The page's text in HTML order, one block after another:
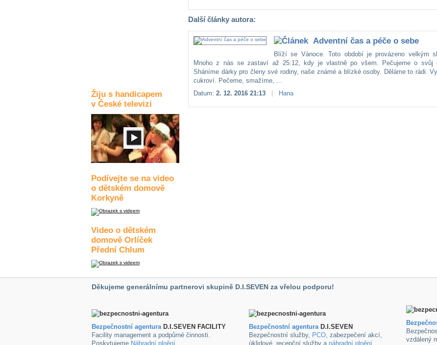
Žiju s handicapem
v České televizi
Podívejte se na video
o dětském domově
Korkyně
Video o dětském
domově Orlíček
Přední Chlum
Další články autora:
Adventní čas a péče o sebe
Blíží se Vánoce. Toto období je provázeno velkým
Mnoho z nás se zastaví až 25.12, kdy je vlastně po všem. Pečujeme o svůj
Sháníme dárky pro členy své rodiny, naše známé a blízké osoby. Děláme to rádi.
cukroví. Pečeme, smažíme, ...
Datum: 2. 12. 2016 21:13 Hana
Děkujeme generálnímu partnerovi skupině D.I.SEVEN za vřelou podporu!
Bezpečnostní agenturaD.I.SEVEN FACILITY
Facility management a podpůrné činnosti.
Poskytujeme Náhradní plnění
Bezpečnostní agenturaD.I.SEVEN
Bezpečnostní služby, PCO, zabezpečení akcí,
úklidové ,recepční služby a náhradní plnění
vzdálený